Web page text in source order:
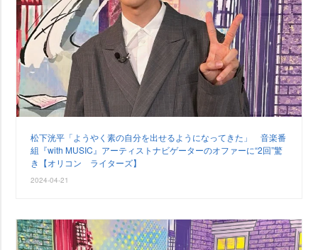
松下洸平「ようやく素の自分を出せるようになってきた」 音楽番
組『with MUSIC』アーティストナビゲーターのオファーに“2回”驚
き【オリコン ライターズ】
2024-04-21